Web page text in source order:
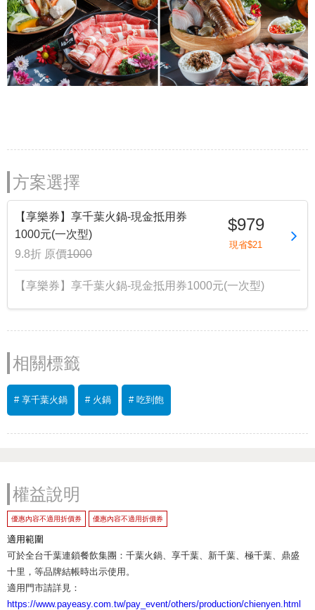
方案選擇
【享樂券】享千葉火鍋-現金抵用券
1000元(一次型)
9.8折 原價1000
$979
現省$21
【享樂券】享千葉火鍋-現金抵用券1000元(一次型)
相關標籤
# 享千葉火鍋 # 火鍋 # 吃到飽
權益說明
優惠內容不適用折價券 優惠內容不適用折價券
適用範圍
可於全台千葉連鎖餐飲集團：千葉火鍋、享千葉、新千葉、極千葉、鼎盛
十里，等品牌結帳時出示使用。
適用門市請詳見：
https://www.payeasy.com.tw/pay_event/others/production/chienyen.html